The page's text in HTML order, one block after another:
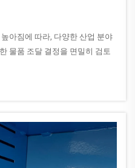
아짐에 따라, 다양한 산업 분야
물품 조달 결정을 면밀히 검토
인 제품보다 더 높은 지속 가능
며...